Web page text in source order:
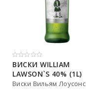
ВИСКИ WILLIAM
LAWSON`S 40% (1L)
Виски Вильям Лоусонс